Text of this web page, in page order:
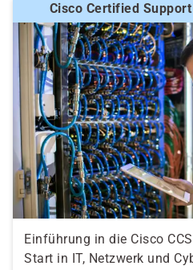
Cisco Certified
Einführung in die Cisco
Start in IT, Netzwerk und